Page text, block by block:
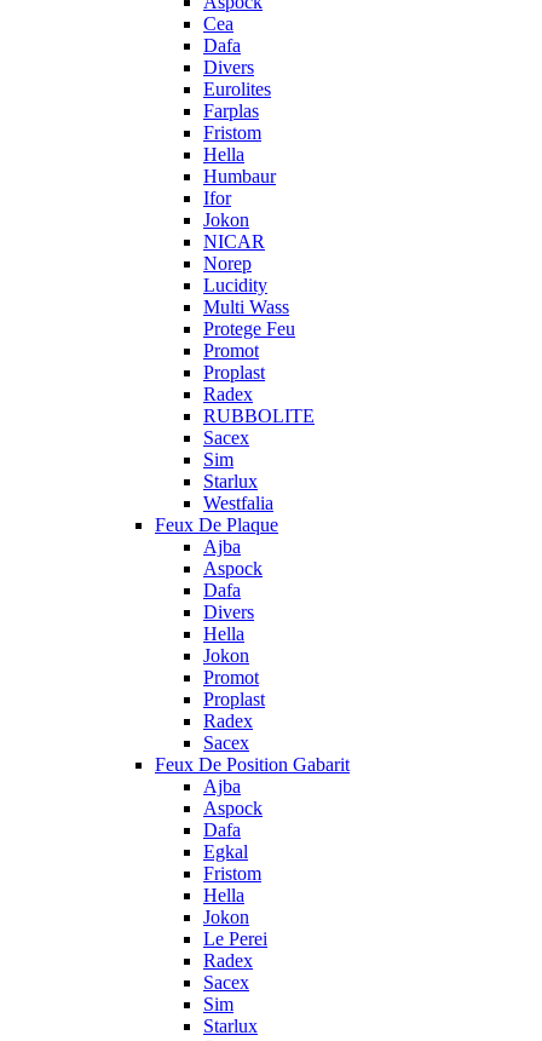
Cea
Dafa
Divers
Eurolites
Farplas
Fristom
Hella
Humbaur
Ifor
Jokon
NICAR
Norep
Lucidity
Multi Wass
Protege Feu
Promot
Proplast
Radex
RUBBOLITE
Sacex
Sim
Starlux
Westfalia
Feux De Plaque
Ajba
Aspock
Dafa
Divers
Hella
Jokon
Promot
Proplast
Radex
Sacex
Feux De Position Gabarit
Ajba
Aspock
Dafa
Egkal
Fristom
Hella
Jokon
Le Perei
Radex
Sacex
Sim
Starlux